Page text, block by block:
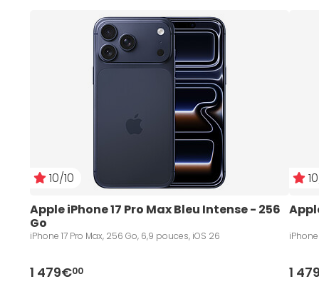
10/10
Apple iPhone 17 Pro Max Bleu Intense - 256
Go
iPhone 17 Pro Max, 256 Go, 6,9 pouces, iOS 26
1 479€00 1